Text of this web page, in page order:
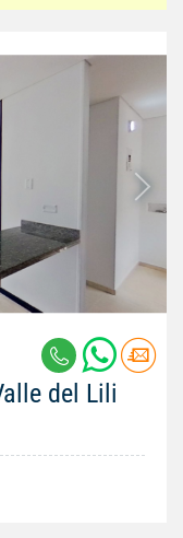
del Lili